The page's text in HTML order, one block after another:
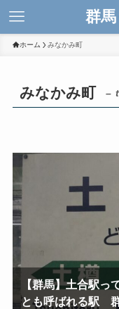
群
ホーム みなかみ町
みなかみ町 –
【群馬】土合駅っ
とも呼ばれる駅